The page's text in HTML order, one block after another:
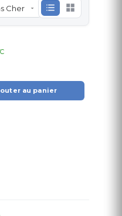
au panier